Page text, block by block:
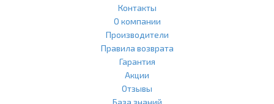
Контакты
О компании
Производители
Правила возврата
Гарантия
Акции
Отзывы
База знаний